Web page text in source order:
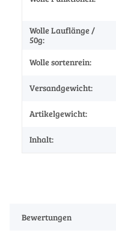
Wolle Lauflänge /
50g:
Wolle sortenrein:
Versandgewicht:
Artikelgewicht:
Inhalt:
Bewertungen